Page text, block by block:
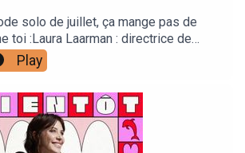
solo de juillet, ça mange pas de
toi :Laura Laarman : directrice de
et direction techniqueAntonia Louveau
managementLucie Meslien :
Lou Poincheval : chargée de
Bérault : illustrations Manon
Joanna & Gaspar : générique
Play